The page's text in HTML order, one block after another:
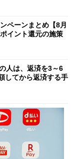
ペーンまとめ【8月
イント還元の施策
人は、返済を3～6
してから返済する手